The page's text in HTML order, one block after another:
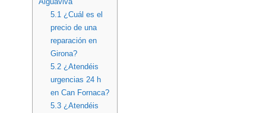
5.1 ¿Cuál es el
precio de una
reparación en
Girona?
5.2¿Atendéis
urgencias 24 h
en Can Fornaca?
5.3¿Atendéis